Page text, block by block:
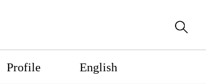
Profile English